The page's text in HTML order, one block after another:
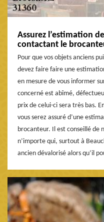
Assurez l’estimation
contactant le
Pour que vos objets anciens
devez faire faire une
en mesure de vous informer
concerné est abîmé,
prix de celui-ci sera très bas.
vous serez assuré d’une
brocanteur. Il est conseillé de
n’importe qui, surtout à
ancien dévalorisé alors qu’il